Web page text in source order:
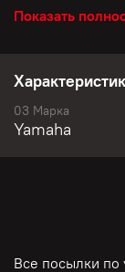
С уважением
Показать
03 Марка
Yamaha
Все посылки по